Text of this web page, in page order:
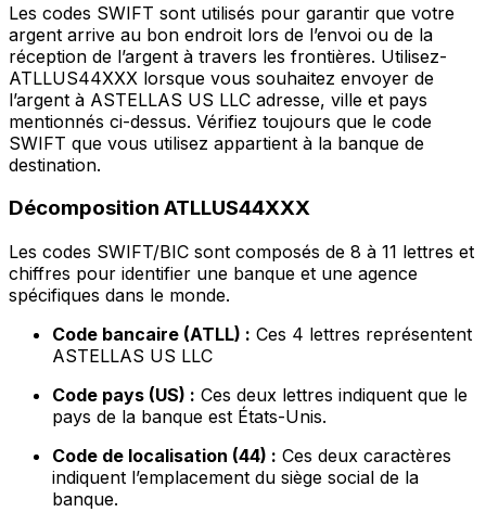
Les codes SWIFT sont utilisés pour garantir que votre
argent arrive au bon endroit lors de l’envoi ou de la
réception de l’argent à travers les frontières. Utilisez-
ATLLUS44XXX lorsque vous souhaitez envoyer de
l’argent à ASTELLAS US LLC adresse, ville et pays
mentionnés ci-dessus. Vérifiez toujours que le code
SWIFT que vous utilisez appartient à la banque de
destination.
Décomposition ATLLUS44XXX
Les codes SWIFT/BIC sont composés de 8 à 11 lettres et
chiffres pour identifier une banque et une agence
spécifiques dans le monde.
Code bancaire (ATLL) : Ces 4 lettres représentent
ASTELLAS US LLC
Code pays (US) : Ces deux lettres indiquent que le
pays de la banque est États-Unis.
Code de localisation (44) : Ces deux caractères
indiquent l’emplacement du siège social de la
banque.